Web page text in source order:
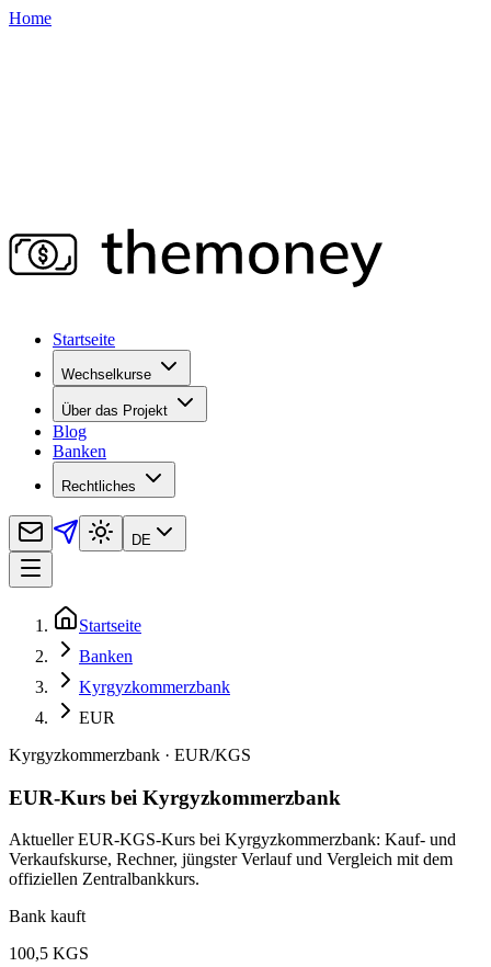
Home
Startseite
Wechselkurse
Über das Projekt
Blog
Banken
Rechtliches
DE
Startseite
Banken
Kyrgyzkommerzbank
EUR
Kyrgyzkommerzbank · EUR/KGS
EUR-Kurs bei Kyrgyzkommerzbank
Aktueller EUR-KGS-Kurs bei Kyrgyzkommerzbank: Kauf- und
Verkaufskurse, Rechner, jüngster Verlauf und Vergleich mit dem
offiziellen Zentralbankkurs.
Bank kauft
100,5 KGS